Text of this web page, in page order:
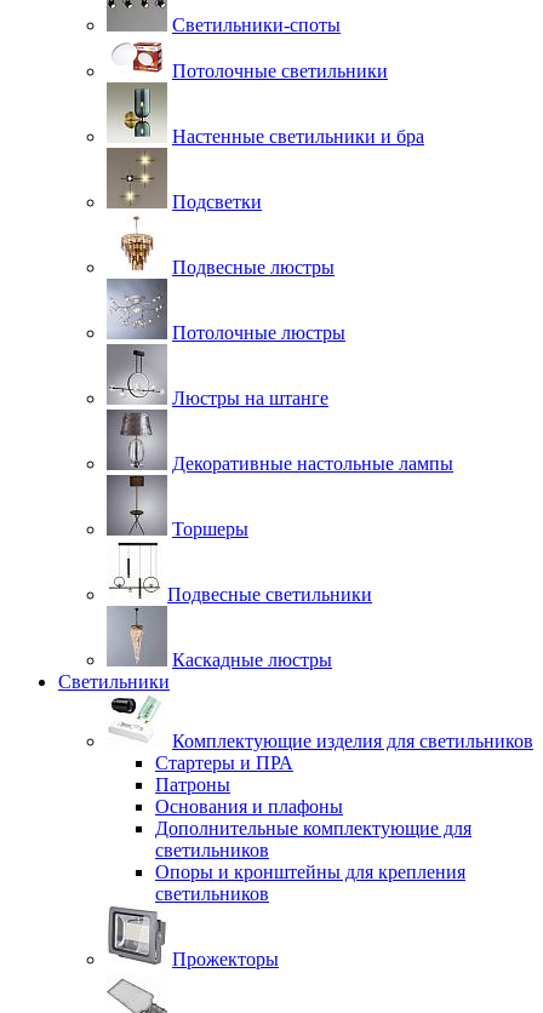
Светильники-споты
Потолочные светильники
Настенные светильники и бра
Подсветки
Подвесные люстры
Потолочные люстры
Люстры на штанге
Декоративные настольные лампы
Торшеры
Подвесные светильники
Каскадные люстры
Светильники
Комплектующие изделия для светильников
Стартеры и ПРА
Патроны
Основания и плафоны
Дополнительные комплектующие для
светильников
Опоры и кронштейны для крепления
светильников
Прожекторы